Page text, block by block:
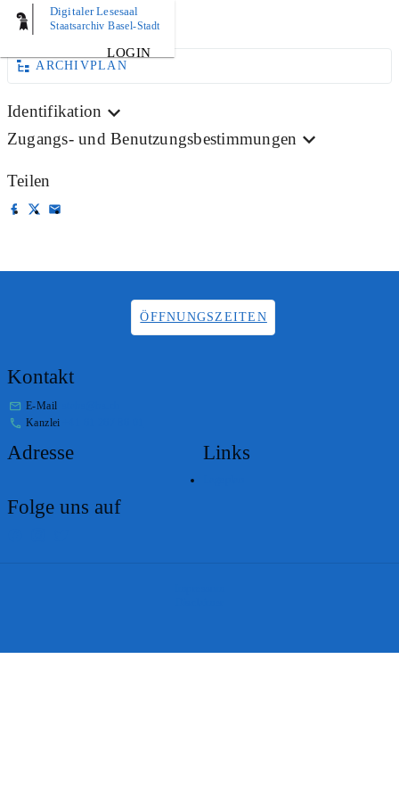
Digitaler Lesesaal
Staatsarchiv Basel-Stadt
LOGIN
AKTE
ARCHIVPLAN
Identifikation
Zugangs- und Benutzungsbestimmungen
Teilen
ÖFFNUNGSZEITEN
Kontakt
E-Mail
Kanzlei
Adresse Links
Folge uns auf